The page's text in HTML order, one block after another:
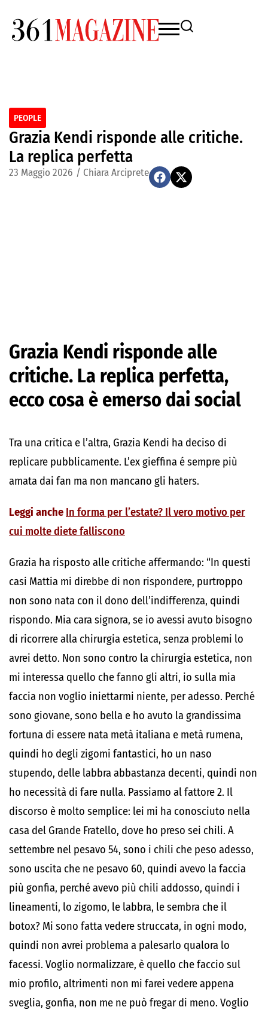
PEOPLE
Grazia Kendi risponde alle critiche.
La replica perfetta
23 Maggio 2026 / Chiara Arciprete
Grazia Kendi risponde alle
critiche. La replica perfetta,
ecco cosa è emerso dai social
Tra una critica e l’altra, Grazia Kendi ha deciso di
replicare pubblicamente. L’ex gieffina é sempre più
amata dai fan ma non mancano gli haters.
Leggi anche In forma per l’estate? Il vero motivo per
cui molte diete falliscono
Grazia ha risposto alle critiche affermando: “In questi
casi Mattia mi direbbe di non rispondere, purtroppo
non sono nata con il dono dell’indifferenza, quindi
rispondo. Mia cara signora, se io avessi avuto bisogno
di ricorrere alla chirurgia estetica, senza problemi lo
avrei detto. Non sono contro la chirurgia estetica, non
mi interessa quello che fanno gli altri, io sulla mia
faccia non voglio iniettarmi niente, per adesso. Perché
sono giovane, sono bella e ho avuto la grandissima
fortuna di essere nata metà italiana e metà rumena,
quindi ho degli zigomi fantastici, ho un naso
stupendo, delle labbra abbastanza decenti, quindi non
ho necessità di fare nulla. Passiamo al fattore 2. Il
discorso è molto semplice: lei mi ha conosciuto nella
casa del Grande Fratello, dove ho preso sei chili. A
settembre nel pesavo 54, sono i chili che peso adesso,
sono uscita che ne pesavo 60, quindi avevo la faccia
più gonfia, perché avevo più chili addosso, quindi i
lineamenti, lo zigomo, le labbra, le sembra che il
botox? Mi sono fatta vedere struccata, in ogni modo,
quindi non avrei problema a palesarlo qualora lo
facessi. Voglio normalizzare, è quello che faccio sul
mio profilo, altrimenti non mi farei vedere appena
sveglia, gonfia, non me ne può fregar di meno. Voglio